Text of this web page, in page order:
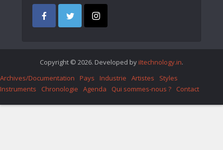
Copyright © 2026. Developed by iItechnology.in.
Archives/Documentation
Pays Industrie Artistes
Styles
Instruments
Chronologie Agenda Qui sommes-nous ? Contact